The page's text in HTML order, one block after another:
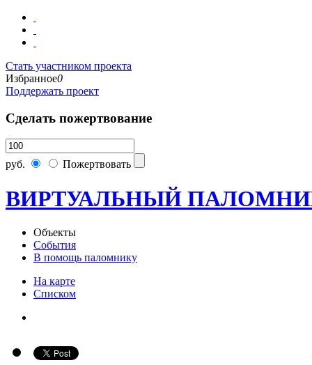
Стать участником проекта
Избранное0
Поддержать проект
Сделать пожертвование
руб. Пожертвовать
ВИРТУАЛЬНЫЙ
Объекты
События
В помощь паломнику
На карте
Списком